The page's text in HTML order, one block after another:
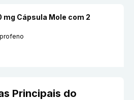
Cápsula Mole com 2
Principais do